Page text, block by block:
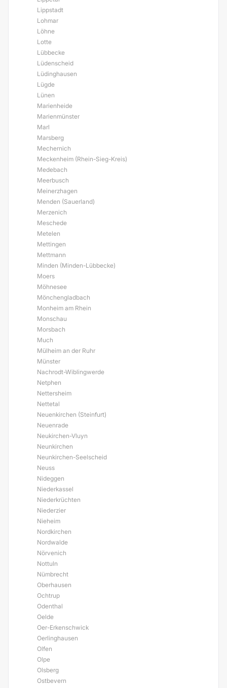
Lippstadt
Lohmar
Löhne
Lotte
Lübbecke
Lüdenscheid
Lüdinghausen
Lügde
Lünen
Marienheide
Marienmünster
Marl
Marsberg
Mechernich
Meckenheim (Rhein-Sieg-Kreis)
Medebach
Meerbusch
Meinerzhagen
Menden (Sauerland)
Merzenich
Meschede
Metelen
Mettingen
Mettmann
Minden (Minden-Lübbecke)
Moers
Möhnesee
Mönchengladbach
Monheim am Rhein
Monschau
Morsbach
Much
Mülheim an der Ruhr
Münster
Nachrodt-Wiblingwerde
Netphen
Nettersheim
Nettetal
Neuenkirchen (Steinfurt)
Neuenrade
Neukirchen-Vluyn
Neunkirchen
Neunkirchen-Seelscheid
Neuss
Nideggen
Niederkassel
Niederkrüchten
Niederzier
Nieheim
Nordkirchen
Nordwalde
Nörvenich
Nottuln
Nümbrecht
Oberhausen
Ochtrup
Odenthal
Oelde
Oer-Erkenschwick
Oerlinghausen
Olfen
Olpe
Olsberg
Ostbevern